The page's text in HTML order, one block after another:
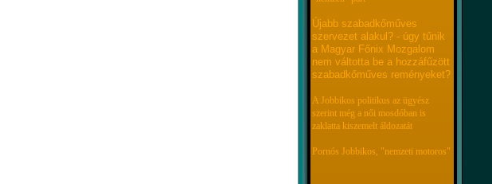
Újabb szabadkőműves
szervezet alakul? - úgy tűnik
a Magyar Főnix Mozgalom
nem váltotta be a hozzáfűzött
szabadkőműves reményeket?
A Jobbikos politikus az ügyész
szerint még a női mosdóban is
zaklatta kiszemelt áldozatát
Pornós Jobbikos, "nemzeti motoros"